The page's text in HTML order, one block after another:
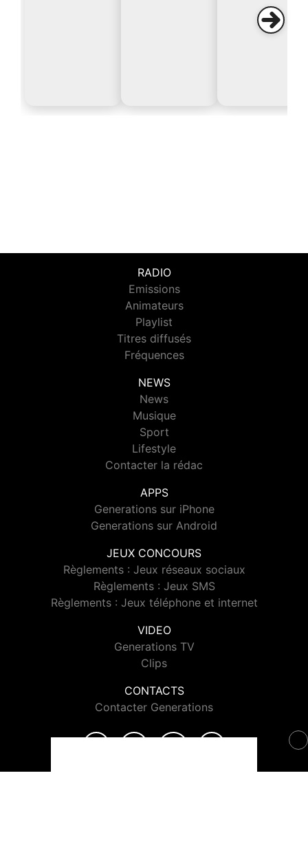
RADIO
Emissions
Animateurs
Playlist
Titres diffusés
Fréquences
NEWS
News
Musique
Sport
Lifestyle
Contacter la rédac
APPS
Generations sur iPhone
Generations sur Android
JEUX CONCOURS
Règlements : Jeux réseaux sociaux
Règlements : Jeux SMS
Règlements : Jeux téléphone et internet
VIDEO
Generations TV
Clips
CONTACTS
Contacter Generations